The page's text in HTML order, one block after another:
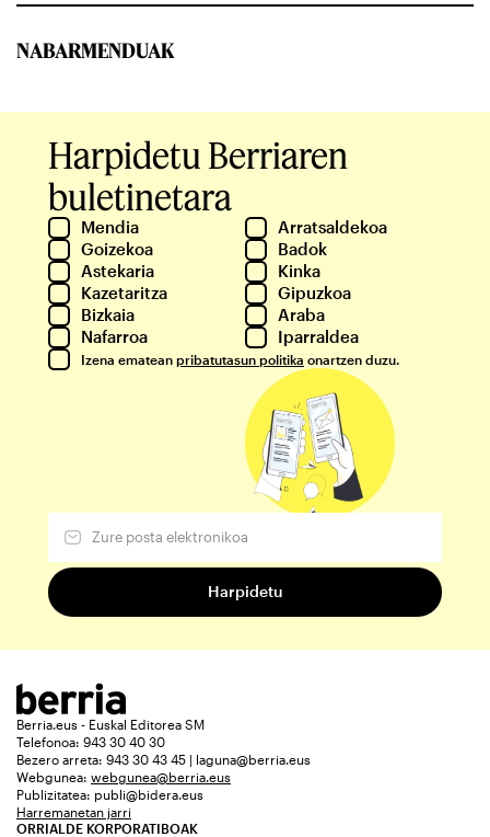
NABARMENDUAK
Harpidetu Berriaren
buletinetara
Mendia
Arratsaldekoa
Goizekoa
Badok
Astekaria
Kinka
Kazetaritza
Gipuzkoa
Bizkaia
Araba
Nafarroa
Iparraldea
Izena ematean pribatutasun politika onartzen duzu.
Berria.eus - Euskal Editorea SM
Telefonoa: 943 30 40 30
Bezero arreta: 943 30 43 45 | laguna@berria.eus
Webgunea: webgunea@berria.eus
Publizitatea: publi@bidera.eus
Harremanetan jarri
ORRIALDE KORPORATIBOAK